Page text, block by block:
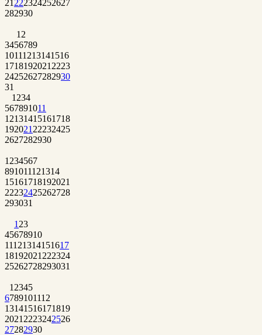
21 222324252627
282930
1 2
3456789
10111213141516
1718192021 2223
24252627282930
31
1 234
567891011
12131415161718
192021 22232425
2627282930
1 234567
891011121314
15161718192021
22232425262728
293031
1 23
45678910
11121314151617
18192021 222324
25262728293031
1 2345
6789101112
13141516171819
2021 2223242526
27282930